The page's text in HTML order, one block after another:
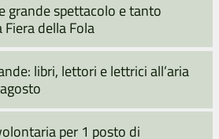
grande spettacolo e tanto
della Fola
libri, lettori e lettrici all’aria
per 1 posto di